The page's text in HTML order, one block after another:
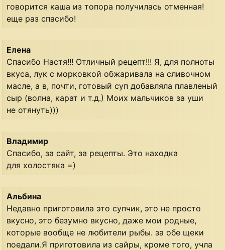
говорится каша из топора получилась отменная!
еще раз спасибо!
Елена
Спасибо Настя!!! Отличный рецепт!!! Я, для полноты
вкуса, лук с морковкой обжаривала на сливочном
масле, а в, почти, готовый суп добавляла плавленый
сыр (волна, карат и т.д.) Моих мальчиков за уши
не отянуть)))
Владимир
Спасибо, за сайт, за рецепты. Это находка
для холостяка =)
Альбина
Недавно приготовила это супчик, это не просто
вкусно, это безумно вкусно, даже мои родные,
которые вообще не любители рыбы. за обе щеки
поедали.Я приготовила из сайры, кроме того, учла